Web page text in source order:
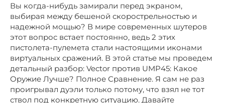
Вы когда-нибудь замирали перед экраном,
выбирая между бешеной скорострельностью и
надежной мощью? В мире современных шутеров
этот вопрос встает постоянно, ведь 2 этих
пистолета-пулемета стали настоящими иконами
виртуальных сражений. В этой статье мы проведем
детальный разбор: Vector против UMP45: Какое
Оружие Лучше? Полное Сравнение. Я сам не раз
проигрывал дуэли только потому, что взял не тот
ствол под конкретную ситуацию. Давайте